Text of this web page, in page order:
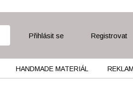
Přihlásit se Registrovat
HANDMADE MATERIÁL